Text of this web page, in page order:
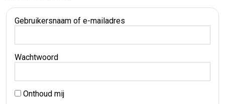
Gebruikersnaam of e-mailadres
Wachtwoord
Onthoud mij